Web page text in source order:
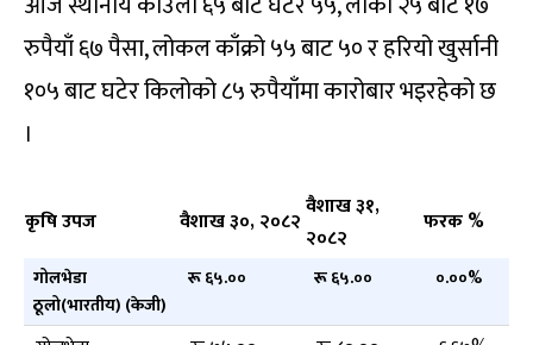
रुपैयाँ ६७ पैसा, लोकल काँक्रो ५५ बाट ५० र हरियो खुर्सानी
१०५ बाट घटेर किलोको ८५ रुपैयाँमा कारोबार भइरहेको छ
।
कृषि उपज वैशाख ३०,२०८२वैशाख ३१,
२०८२
फरक %
गोलभेडा
ठूलो(भारतीय) (केजी)
रू ६५.०० रू ६५.०० ०.००%